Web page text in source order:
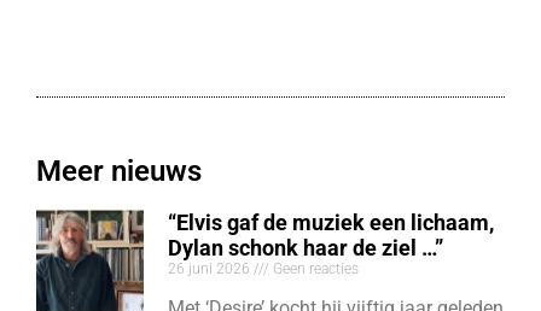
Meer nieuws
“Elvis gaf de muziek een lichaam,
Dylan schonk haar de ziel …”
26 juni 2026 Geen reacties